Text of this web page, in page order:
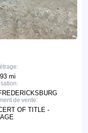
mi
de vente:
OF TITLE -